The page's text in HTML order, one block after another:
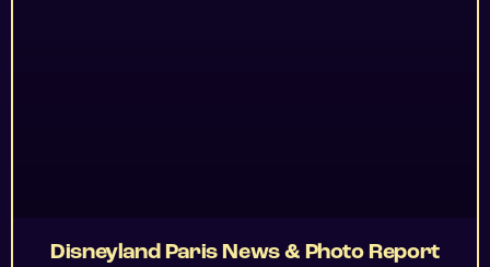
Disneyland Paris News & Photo Report